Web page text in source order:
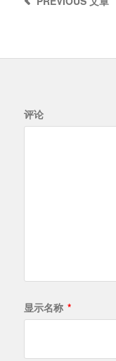
评论
显示名称 *